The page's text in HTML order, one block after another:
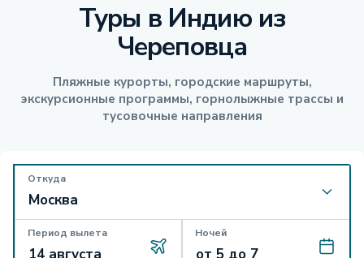
Туры в Индию из
Череповца
Пляжные курорты, городские маршруты,
экскурсионные программы, горнолыжные трассы и
тусовочные направления
Откуда
Период вылета Ночей